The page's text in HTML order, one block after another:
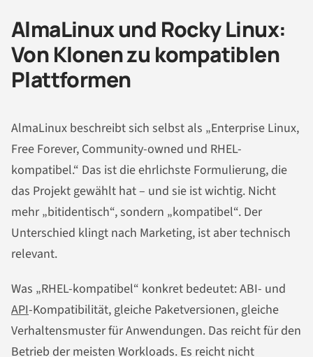
AlmaLinux und Rocky Linux:
Von Klonen zu kompatiblen
Plattformen
AlmaLinux beschreibt sich selbst als „Enterprise Linux,
Free Forever, Community-owned und RHEL-
kompatibel.“ Das ist die ehrlichste Formulierung, die
das Projekt gewählt hat – und sie ist wichtig. Nicht
mehr „bitidentisch“, sondern „kompatibel“. Der
Unterschied klingt nach Marketing, ist aber technisch
relevant.
Was „RHEL-kompatibel“ konkret bedeutet: ABI- und
API-Kompatibilität, gleiche Paketversionen, gleiche
Verhaltensmuster für Anwendungen. Das reicht für den
Betrieb der meisten Workloads. Es reicht nicht